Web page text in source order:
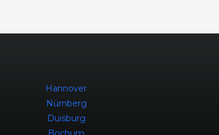
Hannover
Nürnberg
Duisburg